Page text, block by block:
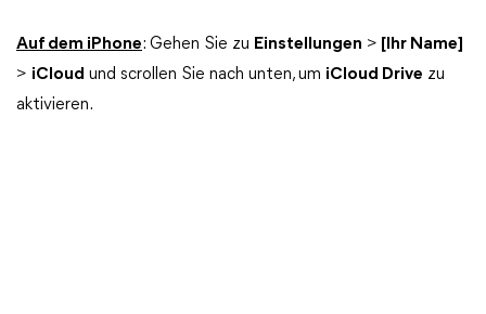
Auf dem iPhone: Gehen Sie zu Einstellungen > [Ihr Name]
> iCloud und scrollen Sie nach unten, um iCloud Drive zu
aktivieren.